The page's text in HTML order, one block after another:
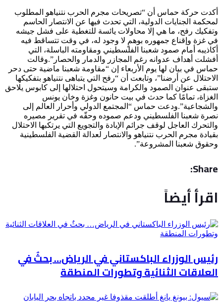
أكدت حركة حماس أن “تصريحات مجرم الحرب نتنياهو المطلوب
لمحكمة الجنايات الدولية، التي تحدث فيها عن الانتصار الحاسم
وتفكيك رفح، ما هي إلا محاولات يائسة للتغطية على فشل جيشه
في غزة وإقناع جمهوره بوهمٍ لا وجود له، في وقت تتساقط فيه
أكاذيبه أمام صمود شعبنا الفلسطيني ومقاومته الباسلة، التي
أفشلت أهداف عدوانه رغم المجازر والدمار والحصار”.وقالت
حماس في بيان لها يوم الأربعاء إن “مقاومة شعبنا ماضية حتى دحر
الاحتلال عن أرضنا”، وتابعت أن “رفح التي يتباهى نتنياهو بتفكيكها
ستبقى عنوان الصمود والكرامة وسيتحول احتلالها إلى كابوس يلاحق
الغزاة، تمامًا كما حدث في بيت حانون وغزة وخان يونس
والشجاعية”.ودعت حماس “المجتمع الدولي وأحرار العالم إلى
نصرة شعبنا الفلسطيني ودعم صموده وحقّه في تقرير مصيره
والتحرك العاجل لوقف جرائم الإبادة والتجويع التي يرتكبها الاحتلال
بقيادة مجرم الحرب نتنياهو والانتصار لعدالة القضية الفلسطينية
وحقوق شعبنا المشروعة”.
Share:
اقرأ أيضاً
رئيس الوزراء الباكستاني في الرياض… بحثٌ في
العلاقات الثنائية وتطورات المنطقة